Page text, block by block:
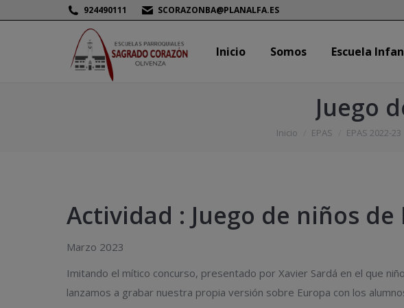
924490111 SCORAZONBA@PLANALFA.ES
Inicio Somos Escuela
Juego
Estás aquí:
Inicio EPAS EPAS 2022-23
Actividad : Juego de niños de
Marzo 2023
Imitando el mítico concurso, presentado por Xavier Sardá en el que
lanzamos a grabar nuestra propia versión sobre Europa con los
Inicio Somos Escuela